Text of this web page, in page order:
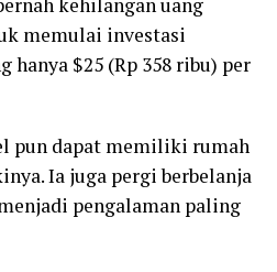
memulai investasi
hanya $25 (Rp 358 ribu) per
pun dapat memiliki rumah
Ia juga pergi berbelanja
pengalaman paling